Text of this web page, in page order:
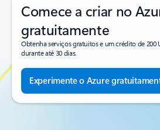
Comece a criar no
gratuitamente
Obtenha serviços gratuitos e um crédito de 200
durante até 30 dias.
Experimente o Azure